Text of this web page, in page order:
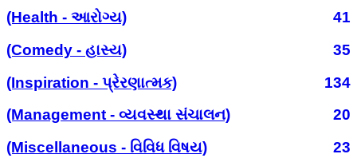
(Health - આરોગ્ય)
41
(Comedy - હાસ્ય)
35
(Inspiration - પ્રેરણાત્મક)
134
(Management - વ્યવસ્થા સંચાલન)
20
(Miscellaneous - વિવિધ વિષય)
23